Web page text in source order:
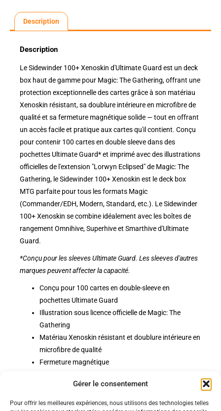
Gérer le consentement
Pour offrir les meilleures expériences, nous utilisons des technologies telles
Description
Description
Le Sidewinder 100+ Xenoskin d'Ultimate Guard est un deck
box haut de gamme pour Magic: The Gathering, offrant une
protection exceptionnelle des cartes grâce à son matériau
Xenoskin résistant, sa doublure intérieure en microfibre de
qualité et sa fermeture magnétique solide — tout en offrant
un accès facile et pratique aux cartes qu'il contient. Conçu
pour contenir 100 cartes en double sleeve dans des
pochettes Ultimate Guard* et imprimé avec des illustrations
officielles de l'extension "Lorwyn Eclipsed" de Magic: The
Gathering, le Sidewinder 100+ Xenoskin est le deck box
MTG parfaite pour tous les formats Magic
(Commander/EDH, Modern, Standard, etc.). Le Sidewinder
100+ Xenoskin se combine idéalement avec les boîtes de
rangement Omnihive, Superhive et Smarthive d'Ultimate
Guard.
*Conçu pour les sleeves Ultimate Guard. Les sleeves d'autres
marques peuvent affecter la capacité.
Conçu pour 100 cartes en double-sleeve en
pochettes Ultimate Guard
Illustration sous licence officielle de Magic: The
Gathering
Matériau Xenoskin résistant et doublure intérieure en
microfibre de qualité
Fermeture magnétique